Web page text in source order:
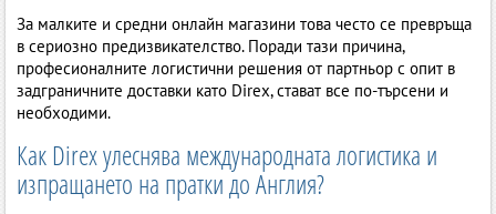
За малките и средни онлайн магазини това често се превръща
в сериозно предизвикателство. Поради тази причина,
професионалните логистични решения от партньор с опит в
задграничните доставки като Direx, стават все по-търсени и
необходими.
Как Direx улеснява международната логистика и
изпращането на пратки до Англия?